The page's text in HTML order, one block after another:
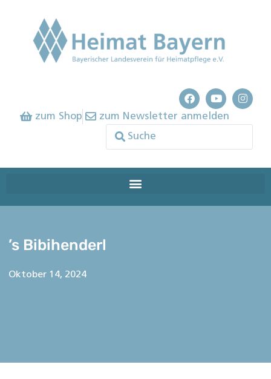
zum Shop zum Newsletter anmelden
’s Bibihenderl
Oktober 14, 2024